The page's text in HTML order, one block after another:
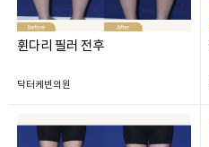
휜다리 필러 전후
닥터케빈의원